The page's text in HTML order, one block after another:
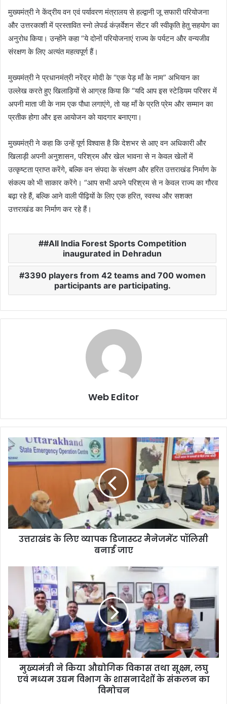
मुख्यमंत्री ने केंद्रीय वन एवं पर्यावरण मंत्रालय से हल्द्वानी जू सफारी परियोजना
और उत्तरकाशी में प्रस्तावित स्नो लेपर्ड कंज़र्वेशन सेंटर की स्वीकृति हेतु सहयोग का
अनुरोध किया। उन्होंने कहा “ये दोनों परियोजनाएं राज्य के पर्यटन और वन्यजीव
संरक्षण के लिए अत्यंत महत्वपूर्ण हैं।
मुख्यमंत्री ने प्रधानमंत्री नरेंद्र मोदी के “एक पेड़ माँ के नाम” अभियान का
उल्लेख करते हुए खिलाड़ियों से आग्रह किया कि “यदि आप इस स्टेडियम परिसर में
अपनी माता जी के नाम एक पौधा लगाएंगे, तो यह माँ के प्रति प्रेम और सम्मान का
प्रतीक होगा और इस आयोजन को यादगार बनाएगा।
मुख्यमंत्री ने कहा कि उन्हें पूर्ण विश्वास है कि देशभर से आए वन अधिकारी और
खिलाड़ी अपनी अनुशासन, परिश्रम और खेल भावना से न केवल खेलों में
उत्कृष्टता प्राप्त करेंगे, बल्कि वन संपदा के संरक्षण और हरित उत्तराखंड निर्माण के
संकल्प को भी साकार करेंगे। “आप सभी अपने परिश्रम से न केवल राज्य का गौरव
बढ़ा रहे हैं, बल्कि आने वाली पीढ़ियों के लिए एक हरित, स्वस्थ और सशक्त
उत्तराखंड का निर्माण कर रहे हैं।
#All India Forest Sports Competition
inaugurated in Dehradun
3390 players from 42 teams and 700 women
participants are participating.
Web Editor
उत्तराखंड के लिए व्यापक डिजास्टर मैनेजमेंट पॉलिसी
बनाई जाए
मुख्यमंत्री ने किया औद्योगिक विकास तथा सूक्ष्म, लघु
एवं मध्यम उद्यम विभाग के शासनादेशों के संकलन का
विमोचन